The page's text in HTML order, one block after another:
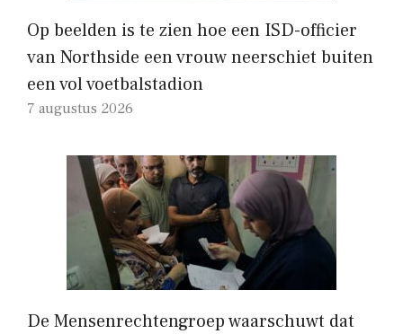
Op beelden is te zien hoe een ISD-officier
van Northside een vrouw neerschiet buiten
een vol voetbalstadion
7 augustus 2026
De Mensenrechtengroep waarschuwt dat